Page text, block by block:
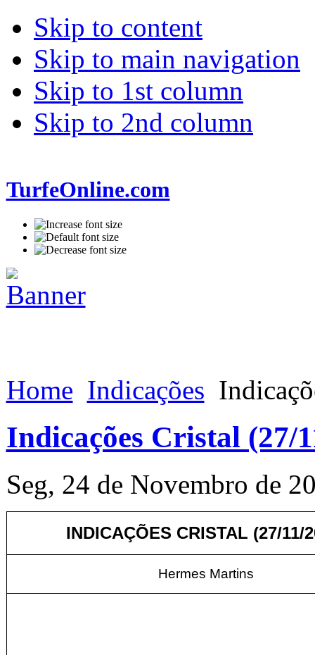
Skip to content
Skip to main navigation
Skip to 1st column
Skip to 2nd column
TurfeOnline.com
Home Indicações
Indicações Cristal (27/
Seg, 24 de Novembro de
INDICAÇÕES CRISTAL (27/11/
Hermes Martins